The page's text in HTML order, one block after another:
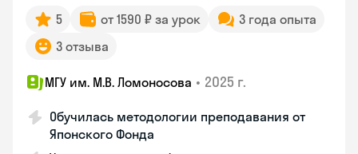
5 от 1590 ₽ за урок
3 года опыта
3 отзыва
МГУ им. М.В. Ломоносова • 2025 г.
Обучилась методологии преподавания от
Японского Фонда